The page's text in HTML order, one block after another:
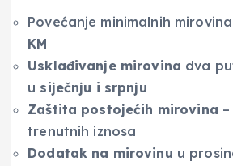
Povećanje minimalnih
KM
Usklađivanje mirovina dva
u siječnju i srpnju
Zaštita postojećih mirovina
trenutnih iznosa
Dodatak na mirovinu u